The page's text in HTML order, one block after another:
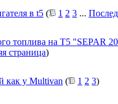
в t5 ( 1 2 3 ...
топлива на Т5 "SEPAR
страница)
как у Multivan ( 1 2 3)